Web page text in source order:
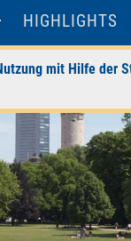
HIGHLIGHTS
mit Hilfe